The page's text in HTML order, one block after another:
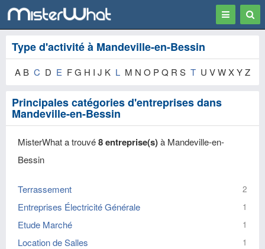
Toggle
Type d'activité à Mandeville-en-Bessin
A B C D E F G H I J K L M N O P Q R S T U V W X Y Z
Principales catégories d'entreprises dans
Mandeville-en-Bessin
MisterWhat a trouvé8 entreprise(s)à Mandeville-en-
Bessin
Terrassement 2
Entreprises Électricité Générale 1
Etude Marché 1
Location de Salles 1